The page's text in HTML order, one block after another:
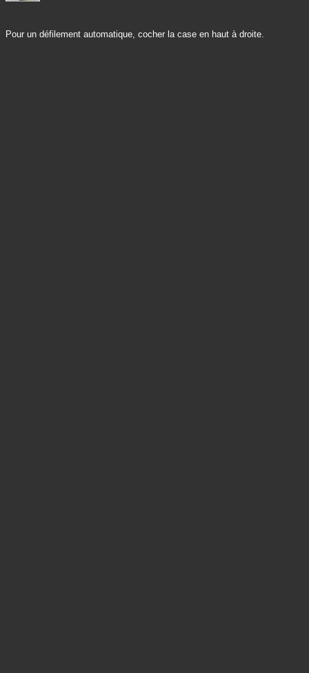
Pour un défilement automatique, cocher la case en haut à droite.